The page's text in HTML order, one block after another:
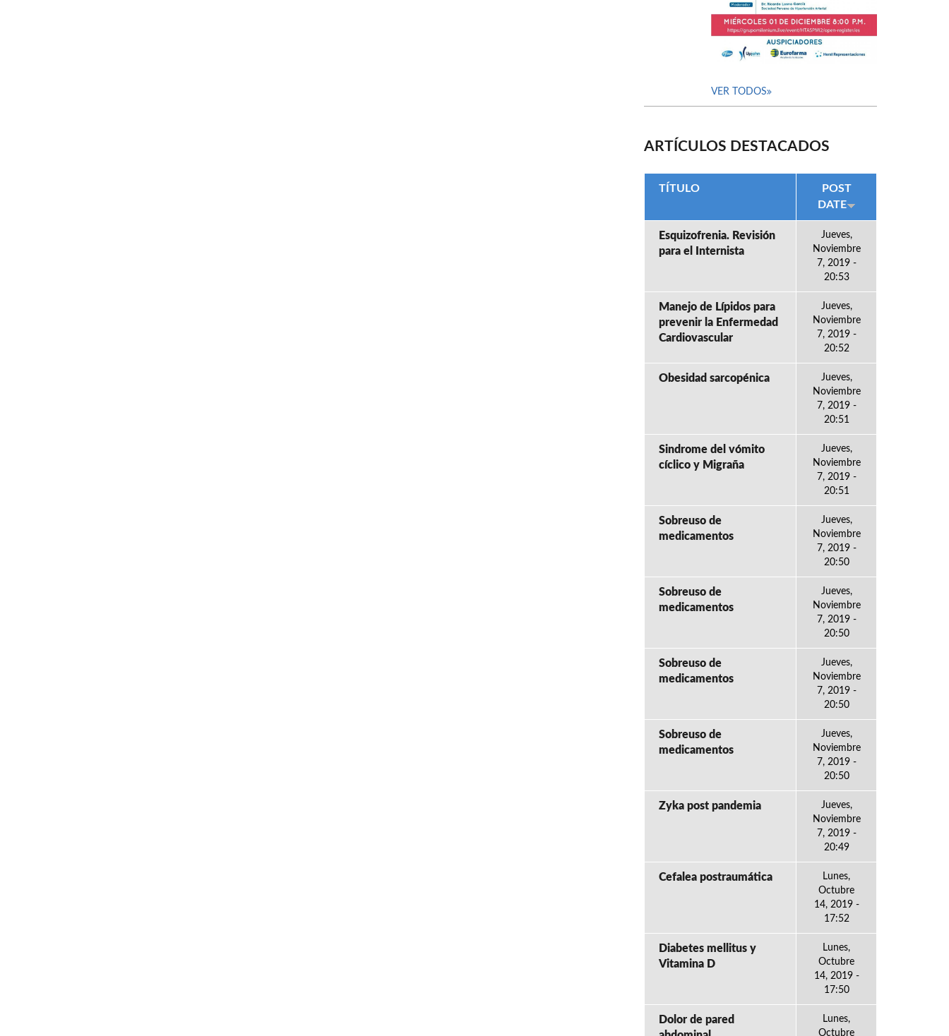
VER TODOS
ARTÍCULOS DESTACADOS
TÍTULO
POST
DATE
Esquizofrenia. Revisión
para el Internista
Jueves,
Noviembre
7, 2019 -
20:53
Manejo de Lípidos para
prevenir la Enfermedad
Cardiovascular
Jueves,
Noviembre
7, 2019 -
20:52
Obesidad sarcopénica
Jueves,
Noviembre
7, 2019 -
20:51
Sindrome del vómito
cíclico y Migraña
Jueves,
Noviembre
7, 2019 -
20:51
Sobreuso de
medicamentos
Jueves,
Noviembre
7, 2019 -
20:50
Sobreuso de
medicamentos
Jueves,
Noviembre
7, 2019 -
20:50
Sobreuso de
medicamentos
Jueves,
Noviembre
7, 2019 -
20:50
Sobreuso de
medicamentos
Jueves,
Noviembre
7, 2019 -
20:50
Zyka post pandemia
Jueves,
Noviembre
7, 2019 -
20:49
Cefalea postraumática
Lunes,
Octubre
14, 2019 -
17:52
Diabetes mellitus y
Vitamina D
Lunes,
Octubre
14, 2019 -
17:50
Dolor de pared
Lunes,
Octubre